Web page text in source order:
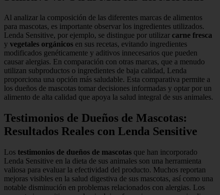
Al analizar la composición de las diferentes marcas de alimentos
para mascotas, es importante observar los ingredientes utilizados.
Lenda Sensitive, por ejemplo, se distingue por utilizar carne fresca
y vegetales orgánicos en sus recetas, evitando ingredientes
modificados genéticamente y aditivos innecesarios que pueden
causar alergias. En comparación con otras marcas, que a menudo
utilizan subproductos o ingredientes de baja calidad, Lenda
proporciona una opción más saludable. Esta comparativa permite a
los dueños de mascotas tomar decisiones informadas y optar por un
alimento de alta calidad que apoya la salud integral de sus animales.
Testimonios de Dueños de Mascotas:
Resultados Reales con Lenda Sensitive
Los testimonios de dueños de mascotas que han incorporado
Lenda Sensitive en la dieta de sus animales son una herramienta
valiosa para evaluar la efectividad del producto. Muchos reportan
mejoras visibles en la salud digestiva de sus mascotas, así como una
notable disminución en problemas relacionados con alergias. Los